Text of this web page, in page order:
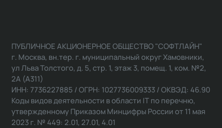
ПУБЛИЧНОЕ АКЦИОНЕРНОЕ ОБЩЕСТВО "СОФТЛАЙН"
г. Москва, вн.тер. г. муниципальный округ Хамовники,
ул Льва Толстого, д. 5, стр. 1, этаж 3, помещ. 1, ком. №2,
2А (А311)
ИНН: 7736227885 / ОГРН: 1027736009333 / ОКВЭД: 46.90
Коды видов деятельности в области IT по перечню,
утвержденному Приказом Минцифры России от 11 мая
2023 г. № 449: 2.01, 27.01, 4.01